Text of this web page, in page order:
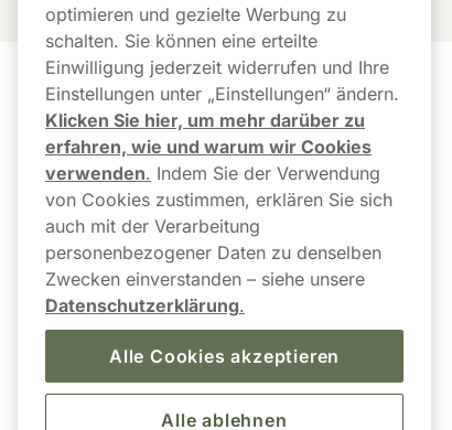
Kundendienst
Kundendienst
FAQ
Paketstatus &
Sendungsverfolgung
Versand und Lieferung
Retoure anmelden / Kauf
hier widerrufen
Links
Newsletter
Mein Konto
AGB
Barrierefreiheit
optimieren und gezielte Werbung zu
schalten. Sie können eine erteilte
Einwilligung jederzeit widerrufen und Ihre
Einstellungen unter „Einstellungen“ ändern.
Klicken Sie hier, um mehr darüber zu
erfahren, wie und warum wir Cookies
verwenden. Indem Sie der Verwendung
von Cookies zustimmen, erklären Sie sich
auch mit der Verarbeitung
personenbezogener Daten zu denselben
Zwecken einverstanden – siehe unsere
Datenschutzerklärung.
Alle Cookies akzeptieren
Alle ablehnen